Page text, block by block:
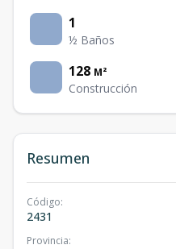
1
½ Baños
128 M²
Construcción
Resumen
Código:
2431
Provincia: